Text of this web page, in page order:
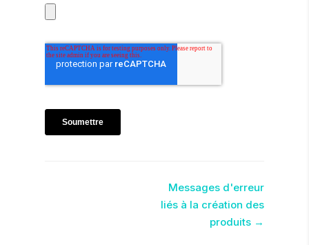
NavigationMessages d'erreur
liés à la création des
produits →